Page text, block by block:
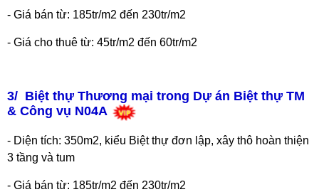
- Giá bán từ: 185tr/m2 đến 230tr/m2
- Giá cho thuê từ: 45tr/m2 đến 60tr/m2
3/ Biệt thự Thương mại trong Dự án Biệt thự TM
& Công vụ N04A
- Diện tích: 350m2, kiểu Biệt thự đơn lập, xây thô hoàn thiện
3 tầng và tum
- Giá bán từ: 185tr/m2 đến 230tr/m2